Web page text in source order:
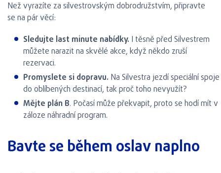
Než vyrazíte za silvestrovským dobrodružstvím, připravte
se na pár věcí:
Sledujte last minute nabídky. I těsně před Silvestrem
můžete narazit na skvělé akce, když někdo zruší
rezervaci.
Promyslete si dopravu. Na Silvestra jezdí speciální spoje
do oblíbených destinací, tak proč toho nevyužít?
Mějte plán B. Počasí může překvapit, proto se hodí mít v
záloze náhradní program.
Bavte se během oslav naplno